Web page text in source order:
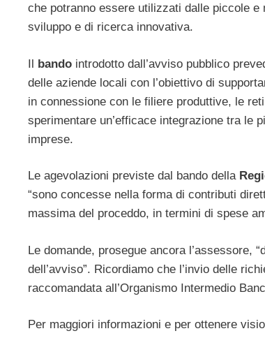
che potranno essere utilizzati dalle piccole
sviluppo e di ricerca innovativa.
Il bando introdotto dall’avviso pubblico
delle aziende locali con l’obiettivo di
in connessione con le filiere produttive, le
sperimentare un’efficace integrazione tra le
imprese.
Le agevolazioni previste dal bando della
“sono concesse nella forma di contributi
massima del proceddo, in termini di spese
Le domande, prosegue ancora l’assessore,
dell’avviso”. Ricordiamo che l’invio delle
raccomandata all’Organismo Intermedio
Per maggiori informazioni e per ottenere